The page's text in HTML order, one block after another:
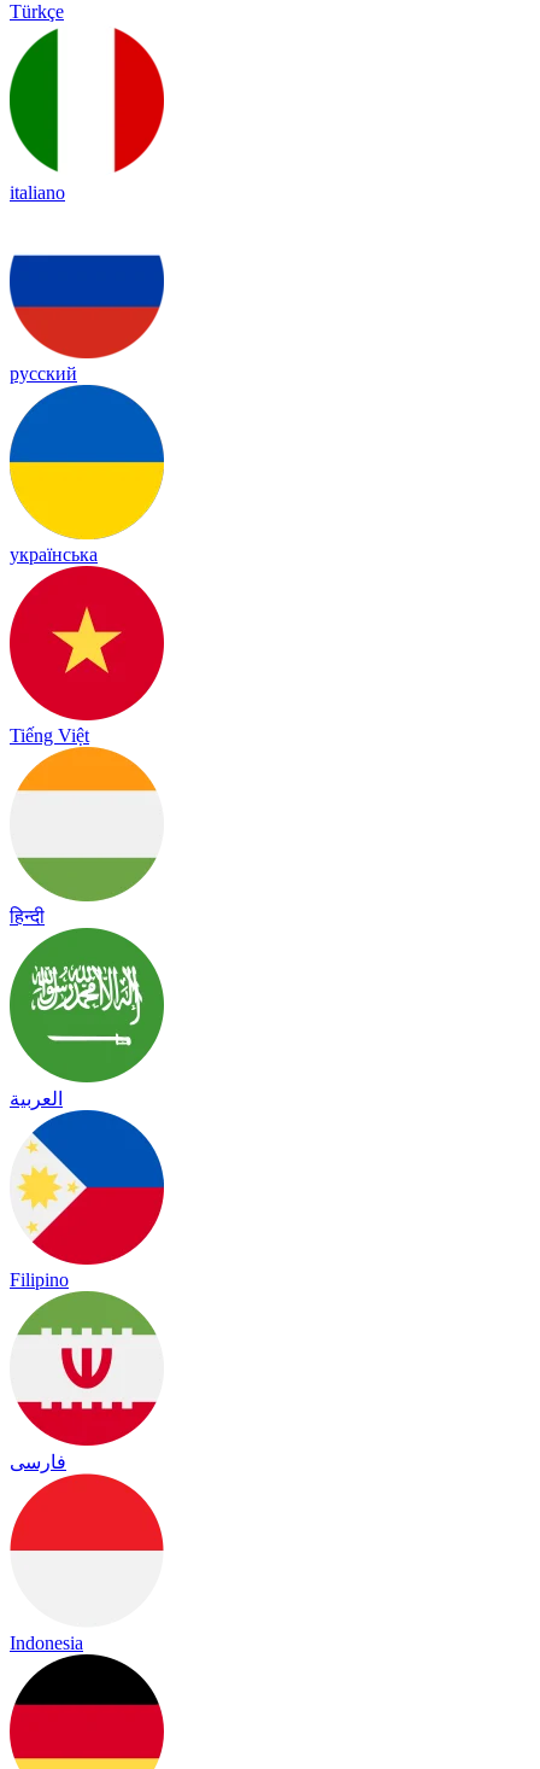
Türkçe
italiano
русский
українська
Tiếng Việt
हिन्दी
العربية
Filipino
فارسی
Indonesia